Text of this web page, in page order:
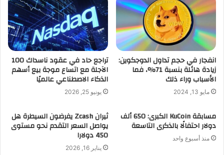
انفجار في حجم تداول الدوجكوين:
زيادة هائلة بنسبة 71%، فما
الأسباب وراء ذلك
مايو 13, 2024
تراجع حاد في عقود ناسداك 100
الآجلة مع اتساع موجة بيع أسهم
الذكاء الاصطناعي عالميًا
يونيو 25, 2026
مسابقة KuCoin الكبرى: 650 ألف
دولار احتفالًا بالذكرى التاسعة
منذ أسبوع واحد
ثيران Zcash يفرضون السيطرة هل
يواصل السعر التقدم نحو مستوى
450 دولارا
يناير 16, 2026